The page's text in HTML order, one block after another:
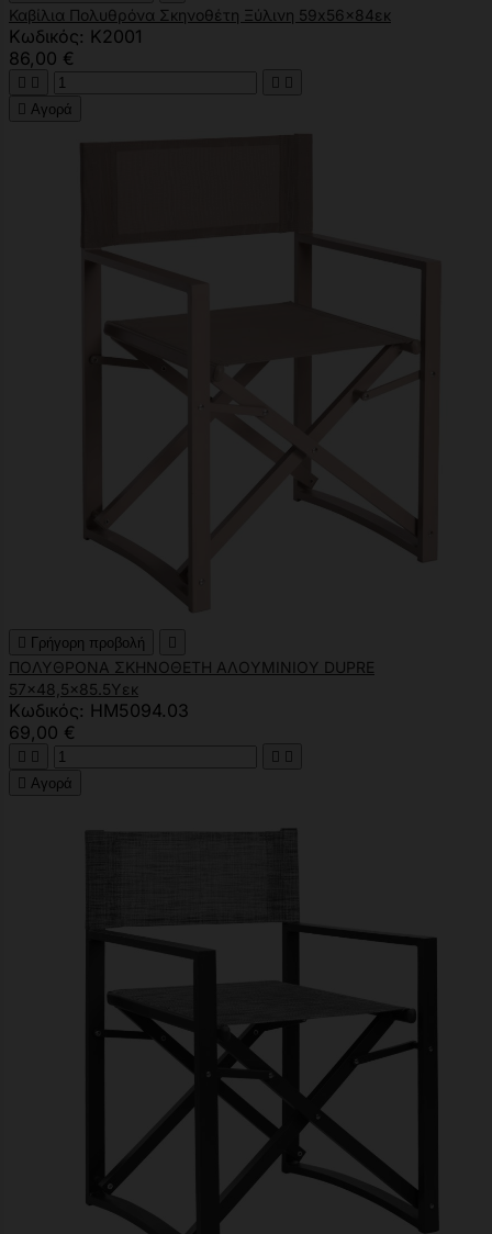
Καβίλια Πολυθρόνα Σκηνοθέτη Ξύλινη 59x56x84εκ
Κωδικός: Κ2001
86,00 €
   
 Αγορά
 Γρήγορη προβολή 
ΠΟΛΥΘΡΟΝΑ ΣΚΗΝΟΘΕΤΗ ΑΛΟΥΜΙΝΙΟΥ DUPRE
57x48,5x85.5Yεκ
Κωδικός: HM5094.03
69,00 €
   
 Αγορά